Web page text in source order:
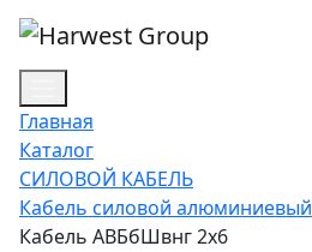
Главная
Каталог
СИЛОВОЙ КАБЕЛЬ
Кабель силовой алюминиевый
Кабель АВБбШвнг 2х6